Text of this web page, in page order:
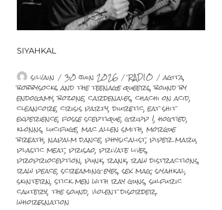
SIYAHKAL
Auteur
silvain Publié
le
30 juin 2026 Catégories
RADIO Étiquettes
agita,
bobbysocks and the teenage queers,bound by
endogamy,bozone,cardenales,chachi on acid,
cleancore,crisis party,diuretic,eat shit
experience,fosse sceptique,gripp !,hogtied,
klonns,lucifuge,mac allen smith,morgue
breath,napalm dance,physicalist,piper maru,
plastic meat,prisao,private lives,
proprioception,punk,rank,raw distractions,
raw peace,screaming eyes,sex mag,siyahkal,
skintern,stick men with ray guns,sulfuric
cautery,the sound,violent disorder,
whoresnation